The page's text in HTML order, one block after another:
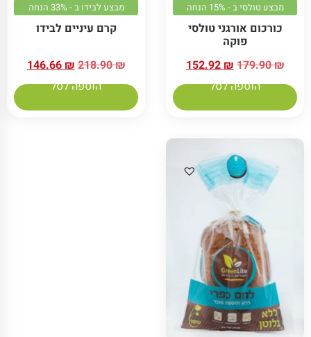
מבצע טולסי ב - 15% הנחה
כורכום אורגני טולסי
פוקה
179.90₪
152.92₪
הוספה לסל
מבצע לבידו ב - 33% הנחה
קרם עיניים לבידו
218.90₪
146.66₪
הוספה לסל